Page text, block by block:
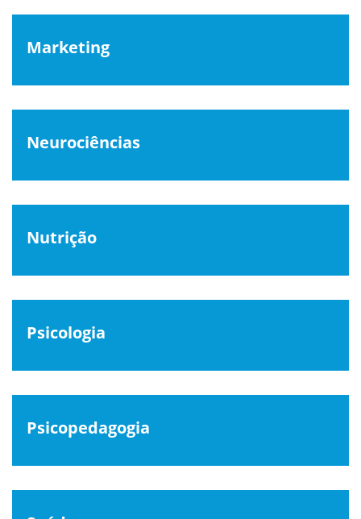
Marketing
Neurociências
Nutrição
Psicologia
Psicopedagogia